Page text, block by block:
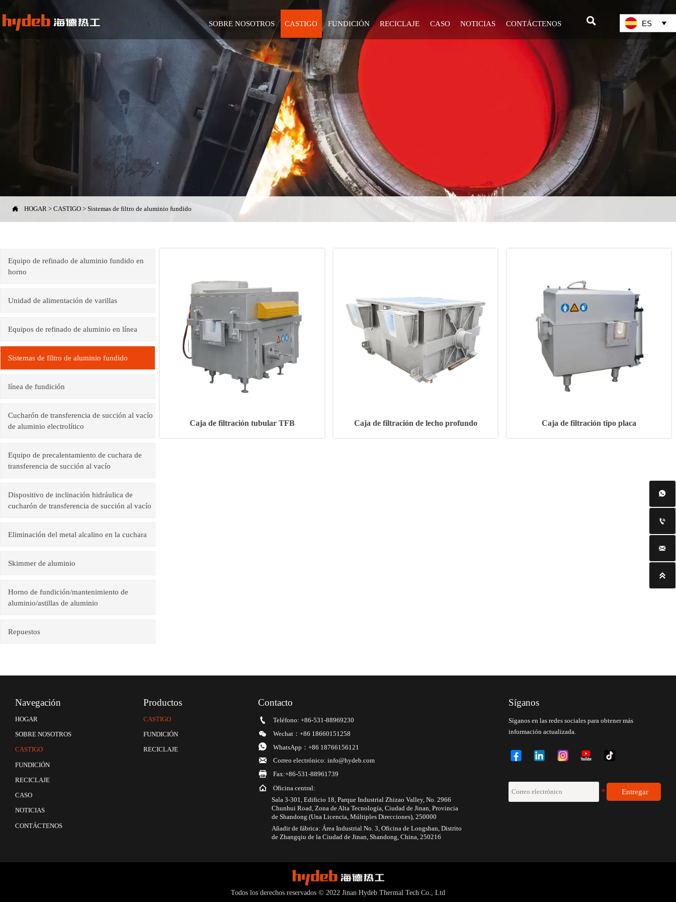
SOBRE NOSOTROS CASTIGO FUNDICIÓN RECICLAJE CASO NOTICIAS CONTÁCTENOS  ES 
 HOGAR >CASTIGO >Sistemas de filtro de aluminio fundido
Equipo de refinado de aluminio fundido en
horno
Unidad de alimentación de varillas
Equipos de refinado de aluminio en línea
Sistemas de filtro de aluminio fundido
línea de fundición
Cucharón de transferencia de succión al vacío
de aluminio electrolítico
Equipo de precalentamiento de cuchara de
transferencia de succión al vacío
Dispositivo de inclinación hidráulica de
cucharón de transferencia de succión al vacío
Eliminación del metal alcalino en la cuchara
Skimmer de aluminio
Horno de fundición/mantenimiento de
aluminio/astillas de aluminio
Repuestos
Caja de filtración tubular TFB Caja de filtración de lecho profundo Caja de filtración tipo placa
Navegación
HOGAR
SOBRE NOSOTROS
CASTIGO
FUNDICIÓN
RECICLAJE
CASO
NOTICIAS
CONTÁCTENOS
Productos
CASTIGO
FUNDICIÓN
RECICLAJE
Contacto
 Teléfono: +86-531-88969230
 Wechat：+86 18660151258
 WhatsApp：+86 18766156121
 Correo electrónico: info@hydeb.com
 Fax:+86-531-88961739

Oficina central:
Sala 3-301, Edificio 18, Parque Industrial Zhizao Valley, No. 2966
Chunhui Road, Zona de Alta Tecnología, Ciudad de Jinan, Provincia
de Shandong (Una Licencia, Múltiples Direcciones), 250000
Añadir de fábrica: Área Industrial No. 3, Oficina de Longshan, Distrito
de Zhangqiu de la Ciudad de Jinan, Shandong, China, 250216
Síganos
Síganos en las redes sociales para obtener más
información actualizada.
Entregar
Todos los derechos reservados © 2022 Jinan Hydeb Thermal Tech Co., Ltd



